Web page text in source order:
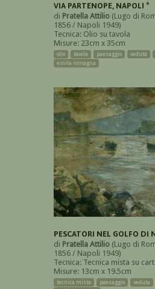
VIA PARTENOPE, NAPOLI °
di Pratella Attilio (Lugo di
1856 / Napoli 1949)
Tecnica: Olio su tavola
Misure: 23cm x 35cm
olio tavola paesaggio veduta
emila romagna
PESCATORI NEL GOLFO DI
di Pratella Attilio (Lugo di
1856 / Napoli 1949)
Tecnica: Tecnica mista su
Misure: 13cm x 19.5cm
tecnica mista paesaggio veduta